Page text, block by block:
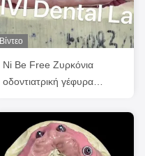
Βίντεο
Ni Be Free Ζυρκόνια
οδοντιατρική γέφυρα
υψηλή αισθητική